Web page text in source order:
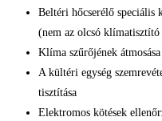
Beltéri hőcserélő
(nem az olcsó klímatisztító
Klíma szűrőjének átmosása
A kültéri egység
tisztítása
Elektromos kötések